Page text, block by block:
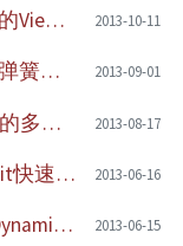
WWDC 2013 Session笔记 - iOS7中的ViewController切换 2013-10-11
WWDC 2013 Session笔记 - iOS7中弹簧式列表的制作 2013-09-01
WWDC 2013 Session笔记 - iOS7中的多任务 2013-08-17
WWDC 2013 Session笔记 - SpriteKit快速入门和新时代iOS游戏开发指南 2013-06-16
WWDC 2013 Session笔记 - UIKit Dynamics入门 2013-06-15